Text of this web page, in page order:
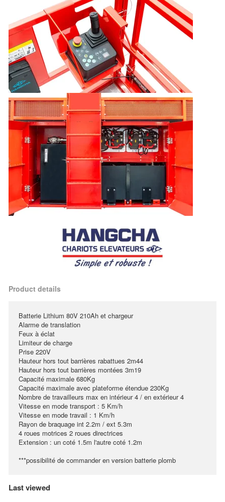
Product details
Batterie Lithium 80V 210Ah et chargeur
Alarme de translation
Feux à éclat
Limiteur de charge
Prise 220V
Hauteur hors tout barrières rabattues 2m44
Hauteur hors tout barrières montées 3m19
Capacité maximale 680Kg
Capacité maximale avec plateforme étendue 230Kg
Nombre de travailleurs max en intérieur 4 / en extérieur 4
Vitesse en mode transport : 5 Km/h
Vitesse en mode travail : 1 Km/h
Rayon de braquage int 2.2m / ext 5.3m
4 roues motrices 2 roues directrices
Extension : un coté 1.5m l'autre coté 1.2m
***possibilité de commander en version batterie plomb
Last viewed